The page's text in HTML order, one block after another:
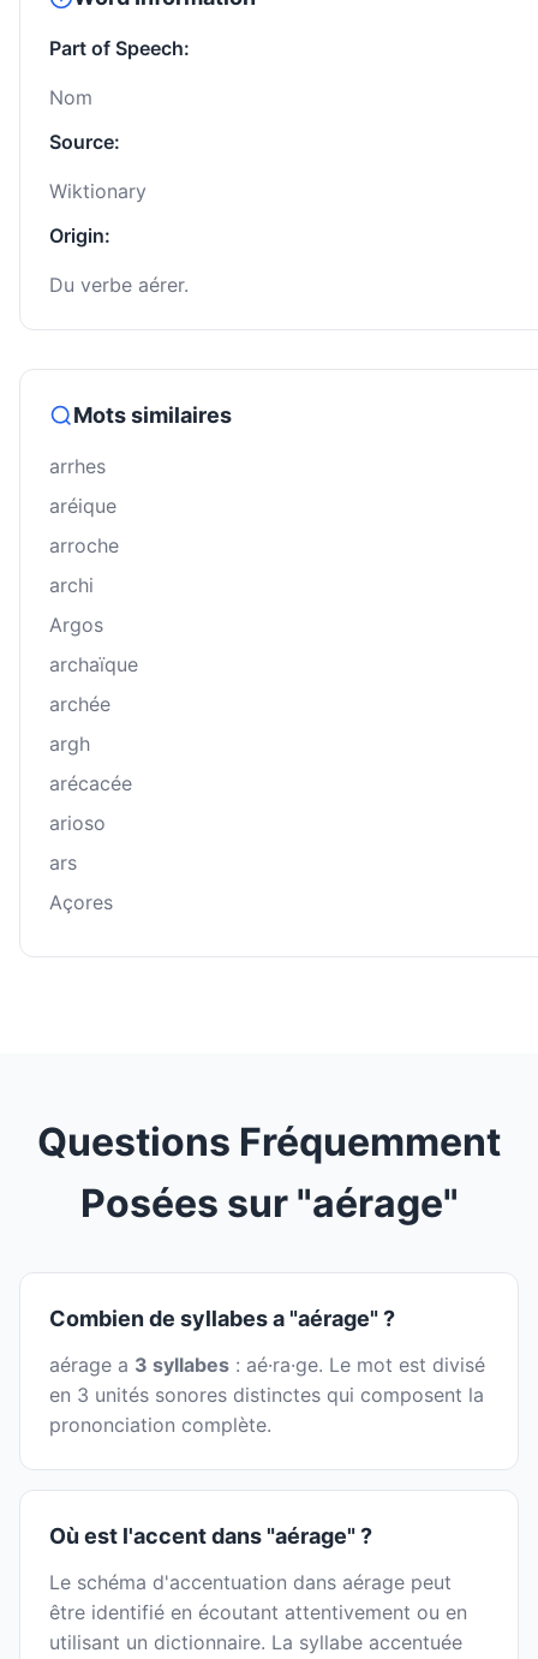
Part of Speech:
Nom
Source:
Wiktionary
Origin:
Du verbe aérer.
Mots similaires
arrhes
aréique
arroche
archi
Argos
archaïque
archée
argh
arécacée
arioso
ars
Açores
Questions Fréquemment
Posées sur "aérage"
Combien de syllabes a "aérage" ?
aérage a 3 syllabes : aé·ra·ge. Le mot est divisé
en 3 unités sonores distinctes qui composent la
prononciation complète.
Où est l'accent dans "aérage" ?
Le schéma d'accentuation dans aérage peut
être identifié en écoutant attentivement ou en
utilisant un dictionnaire. La syllabe accentuée